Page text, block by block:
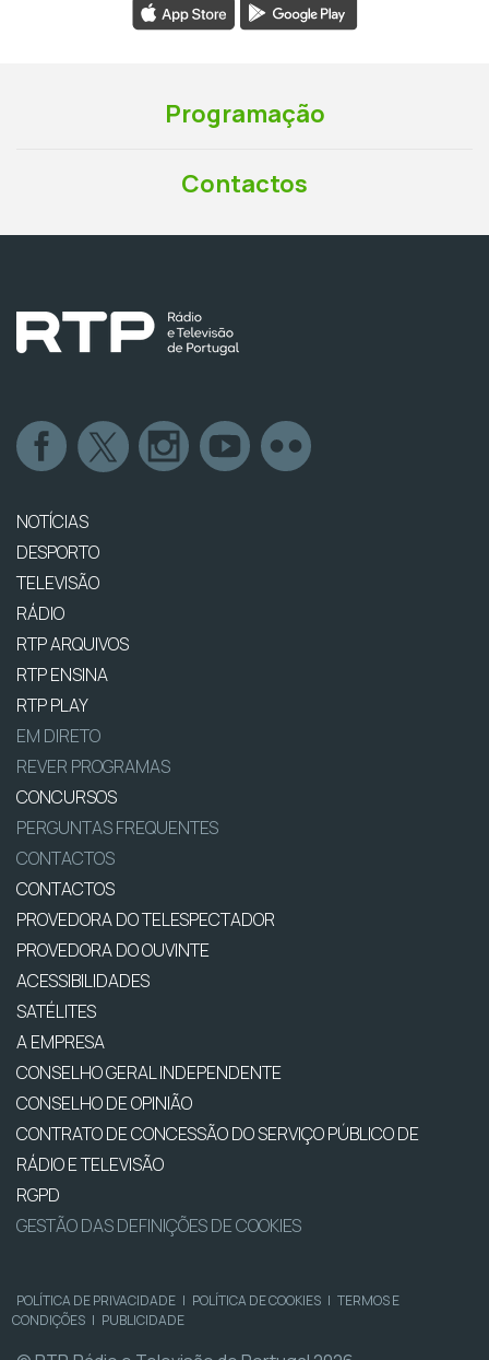
Programação
Contactos
NOTÍCIAS
DESPORTO
TELEVISÃO
RÁDIO
RTP ARQUIVOS
RTP ENSINA
RTP PLAY
EM DIRETO
REVER PROGRAMAS
CONCURSOS
PERGUNTAS FREQUENTES
CONTACTOS
CONTACTOS
PROVEDORA DO TELESPECTADOR
PROVEDORA DO OUVINTE
ACESSIBILIDADES
SATÉLITES
A EMPRESA
CONSELHO GERAL INDEPENDENTE
CONSELHO DE OPINIÃO
CONTRATO DE CONCESSÃO DO SERVIÇO PÚBLICO DE
RÁDIO E TELEVISÃO
RGPD
GESTÃO DAS DEFINIÇÕES DE COOKIES
POLÍTICA DE PRIVACIDADE | POLÍTICA DE COOKIES | TERMOS E
CONDIÇÕES | PUBLICIDADE